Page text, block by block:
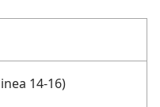
14-16)